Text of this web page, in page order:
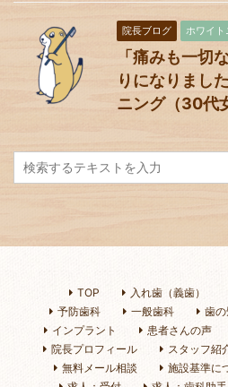
院長ブログ ホワイト
「痛みも一切
りになりまし
ニング（30代
TOP 入れ歯（義歯）
予防歯科
一般歯科 歯
インプラント
患者さんの声
院長プロフィール
スタッフ紹
無料メール相談
施設基準に